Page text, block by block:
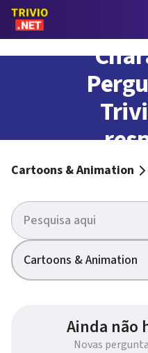
Cartoons & Animation
Cartoons & Animation
Ainda não
Novas